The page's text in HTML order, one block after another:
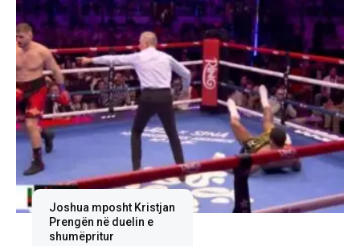
Joshua mposht Kristjan
Prengën në duelin e
shumëpritur